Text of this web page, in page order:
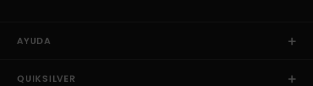
AYUDA
QUIKSILVER